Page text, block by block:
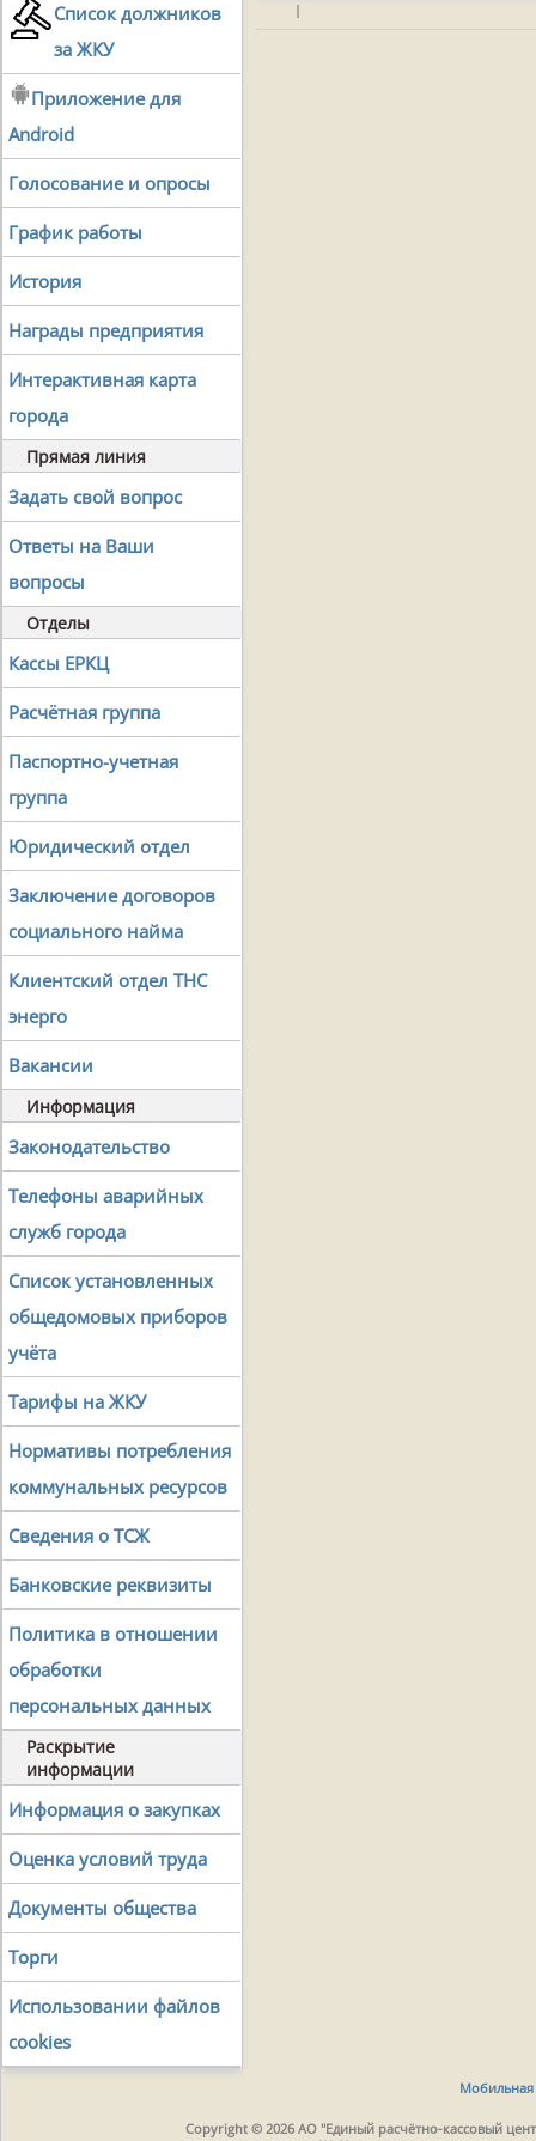
Список должников
за ЖКУ
Приложение для
Android
Голосование и опросы
График работы
История
Награды предприятия
Интерактивная карта
города
Прямая линия
Задать свой вопрос
Ответы на Ваши
вопросы
Отделы
Кассы ЕРКЦ
Расчётная группа
Паспортно-учетная
группа
Юридический отдел
Заключение договоров
социального найма
Клиентский отдел ТНС
энерго
Вакансии
Информация
Законодательство
Телефоны аварийных
служб города
Список установленных
общедомовых приборов
учёта
Тарифы на ЖКУ
Нормативы потребления
коммунальных ресурсов
Сведения о ТСЖ
Банковские реквизиты
Политика в отношении
обработки
персональных данных
Раскрытие
информации
Информация о закупках
Оценка условий труда
Документы общества
Торги
Использовании файлов
cookies
|
Мобильная
Copyright © 2026 АО "Единый расчётно-кассовый